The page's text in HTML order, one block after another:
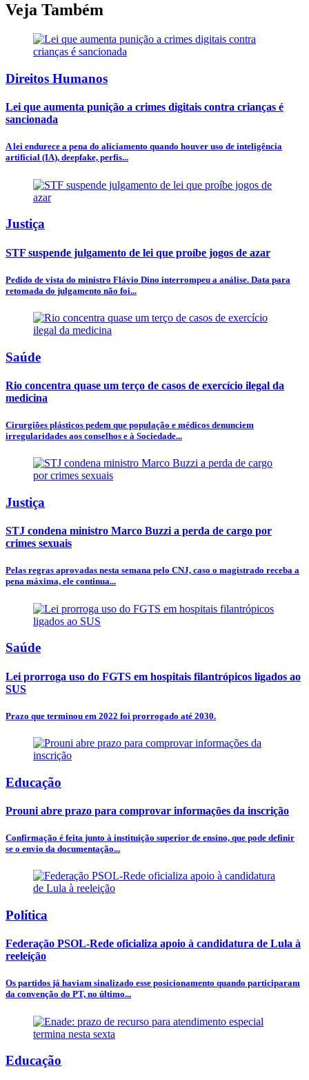
Veja Também
Direitos Humanos
Lei que aumenta punição a crimes digitais contra crianças é
sancionada
A lei endurece a pena do aliciamento quando houver uso de inteligência
artificial (IA), deepfake, perfis...
Justiça
STF suspende julgamento de lei que proíbe jogos de azar
Pedido de vista do ministro Flávio Dino interrompeu a análise. Data para
retomada do julgamento não foi...
Saúde
Rio concentra quase um terço de casos de exercício ilegal da
medicina
Cirurgiões plásticos pedem que população e médicos denunciem
irregularidades aos conselhos e à Sociedade...
Justiça
STJ condena ministro Marco Buzzi a perda de cargo por
crimes sexuais
Pelas regras aprovadas nesta semana pelo CNJ, caso o magistrado receba a
pena máxima, ele continua...
Saúde
Lei prorroga uso do FGTS em hospitais filantrópicos ligados ao
SUS
Prazo que terminou em 2022 foi prorrogado até 2030.
Educação
Prouni abre prazo para comprovar informações da inscrição
Confirmação é feita junto à instituição superior de ensino, que pode definir
se o envio da documentação...
Política
Federação PSOL-Rede oficializa apoio à candidatura de Lula à
reeleição
Os partidos já haviam sinalizado esse posicionamento quando participaram
da convenção do PT, no último...
Educação